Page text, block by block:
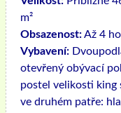
m²
Obsazenost:Až 4
Vybavení:
otevřený obývací
postel velikosti king
ve druhém patře: